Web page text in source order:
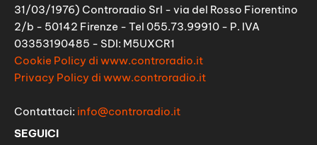
31/03/1976) Controradio Srl - via del Rosso Fiorentino
2/b - 50142 Firenze - Tel 055.73.99910 - P. IVA
03353190485 - SDI: M5UXCR1
Cookie Policy di www.controradio.it
Privacy Policy di www.controradio.it
Contattaci: info@controradio.it
SEGUICI